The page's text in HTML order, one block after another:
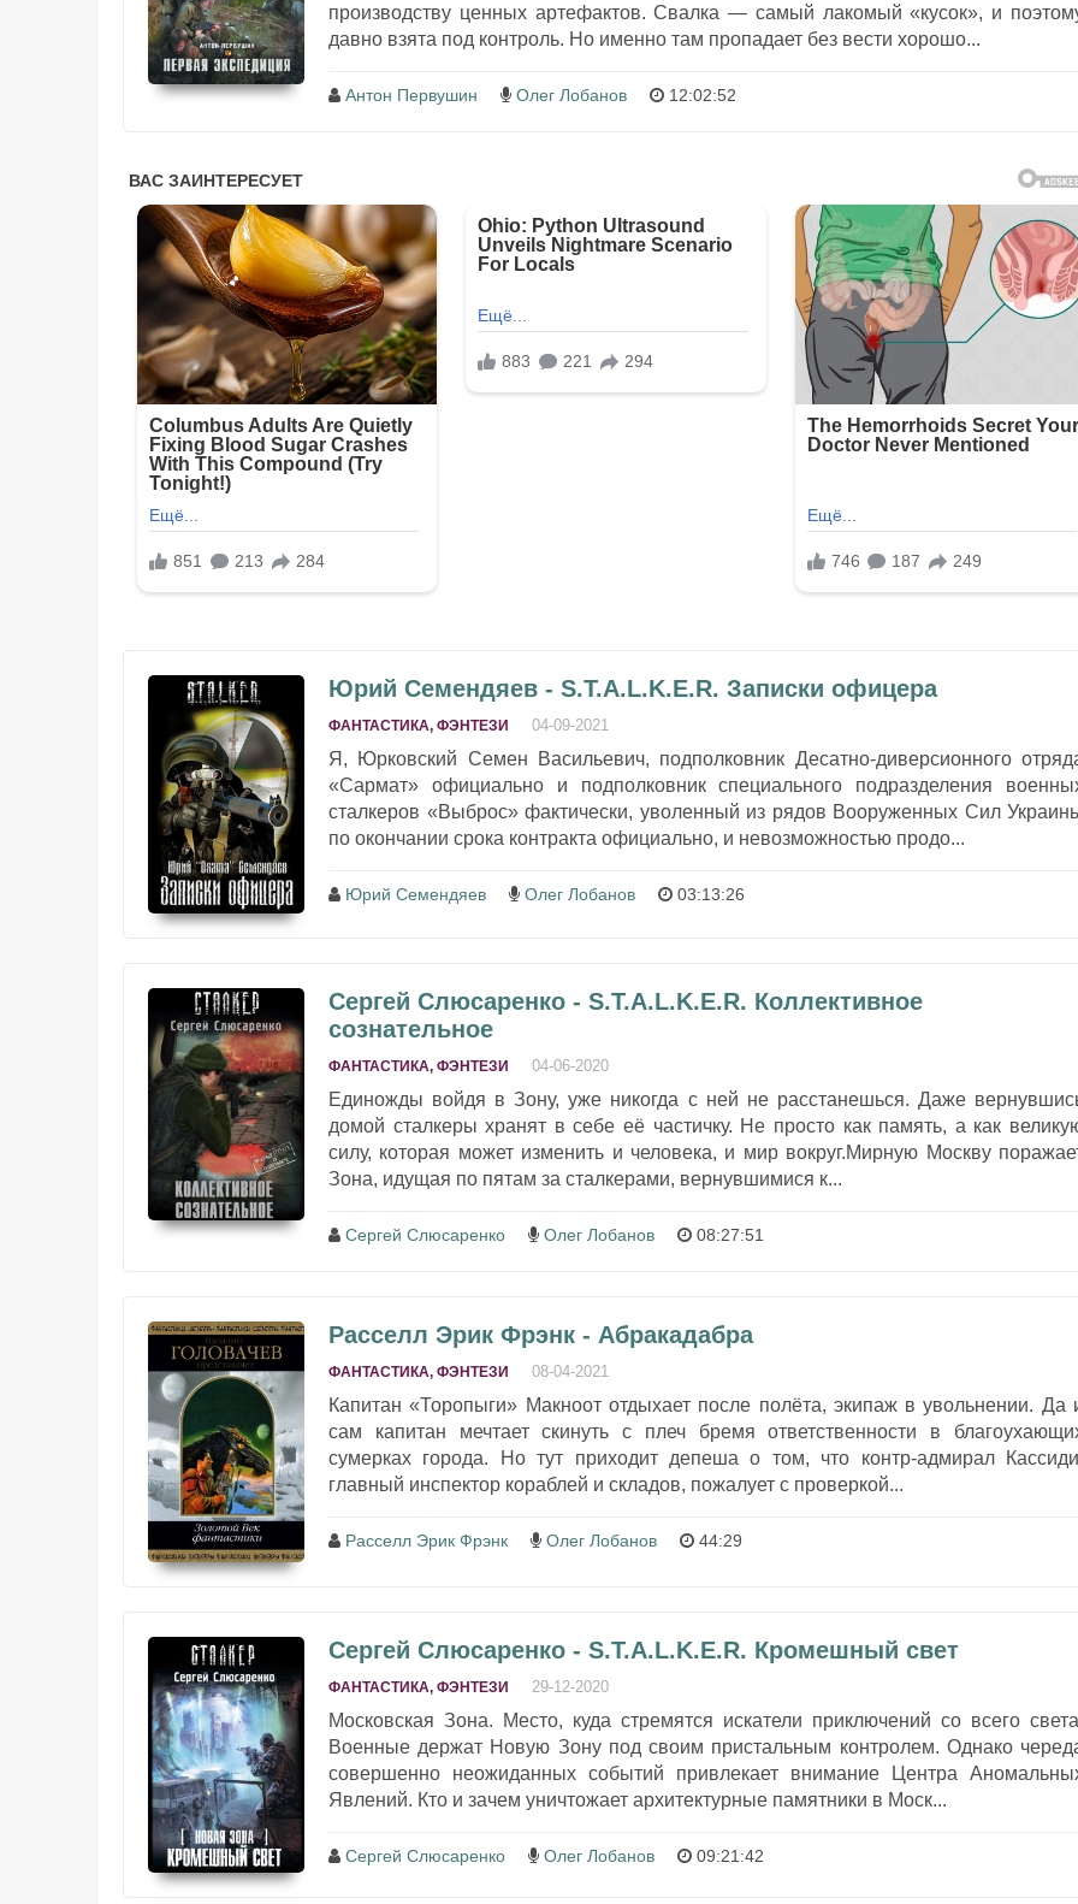
производству ценных артефактов. Свалка — самый лакомый «кусок», и
давно взята под контроль. Но именно там пропадает без вести хорошо...
Антон Первушин Олег Лобанов 12:02:52
Юрий Семендяев - S.T.A.L.K.E.R. Записки офицера
ФАНТАСТИКА, ФЭНТЕЗИ 04-09-2021
Я, Юрковский Семен Васильевич, подполковник Десатно-диверсионного
«Сармат» официально и подполковник специального подразделения
сталкеров «Выброс» фактически, уволенный из рядов Вооруженных Сил
по окончании срока контракта официально, и невозможностью продо...
Юрий Семендяев Олег Лобанов 03:13:26
Сергей Слюсаренко - S.T.A.L.K.E.R. Коллективное
сознательное
ФАНТАСТИКА, ФЭНТЕЗИ 04-06-2020
Единожды войдя в Зону, уже никогда с ней не расстанешься. Даже
домой сталкеры хранят в себе её частичку. Не просто как память, а как
силу, которая может изменить и человека, и мир вокруг.Мирную Москву
Зона, идущая по пятам за сталкерами, вернувшимися к...
Сергей Слюсаренко Олег Лобанов 08:27:51
Расселл Эрик Фрэнк - Абракадабра
ФАНТАСТИКА, ФЭНТЕЗИ 08-04-2021
Капитан «Торопыги» Макноот отдыхает после полёта, экипаж в увольнении. Да
сам капитан мечтает скинуть с плеч бремя ответственности в
сумерках города. Но тут приходит депеша о том, что контр-адмирал
главный инспектор кораблей и складов, пожалует с проверкой...
Расселл Эрик Фрэнк Олег Лобанов 44:29
Сергей Слюсаренко - S.T.A.L.K.E.R. Кромешный свет
ФАНТАСТИКА, ФЭНТЕЗИ 29-12-2020
Московская Зона. Место, куда стремятся искатели приключений со всего
Военные держат Новую Зону под своим пристальным контролем. Однако
совершенно неожиданных событий привлекает внимание Центра
Явлений. Кто и зачем уничтожает архитектурные памятники в Моск...
Сергей Слюсаренко Олег Лобанов 09:21:42